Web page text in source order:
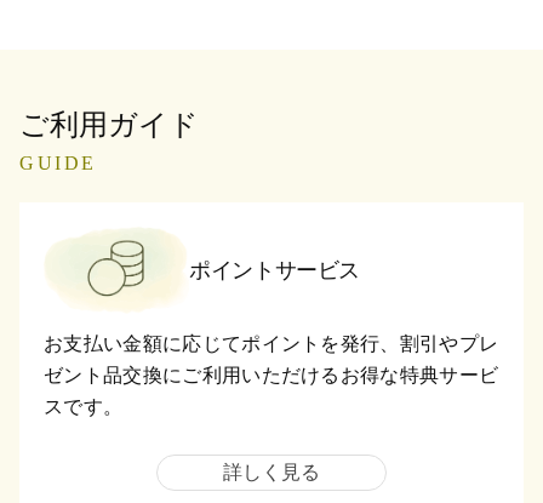
ご利用ガイド
GUIDE
ポイントサービス
お支払い金額に応じてポイントを発行、割引やプレ
ゼント品交換にご利用いただけるお得な特典サービ
スです。
詳しく見る